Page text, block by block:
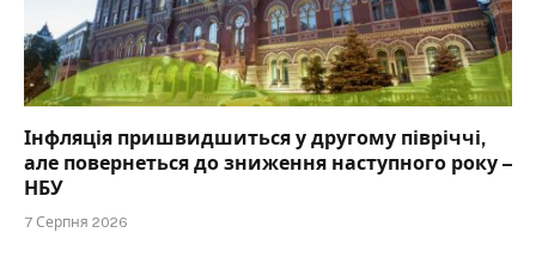
Інфляція пришвидшиться у другому півріччі,
але повернеться до зниження наступного року –
НБУ
7 Серпня 2026